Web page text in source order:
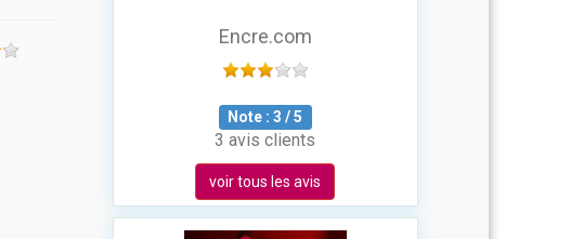
Encre.com
Note :3 /5
3 avis clients
voir tous les avis